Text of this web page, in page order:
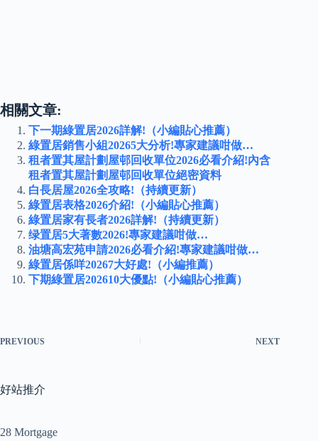
相關文章:
下一期綠置居2026詳解!（小編貼心推薦）
綠置居銷售小組20265大分析!專家建議咁做…
租者置其屋計劃屋邨回收單位2026必看介紹!內含
租者置其屋計劃屋邨回收單位絕密資料
白長居屋2026全攻略!（持續更新）
綠置居表格2026介紹!（小編貼心推薦）
綠置居家有長者2026詳解!（持續更新）
绿置居5大著數2026!專家建議咁做…
油塘高宏苑申請2026必看介紹!專家建議咁做…
綠置居係咩20267大好處!（小編推薦）
下期綠置居202610大優點!（小編貼心推薦）
PREVIOUS NEXT
好站推介
28 Mortgage